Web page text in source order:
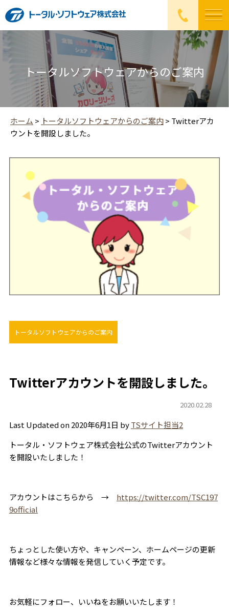
トータルソフトウェアからのご案内
ホーム > トータルソフトウェアからのご案内> Twitterアカ
ウントを開設しました。
トータルソフトウェアからのご案内
Twitterアカウントを開設しました。
2020.02.28
Last Updated on 2020年6月1日 byTSサイト担当2
トータル・ソフトウェア株式会社公式のTwitterアカウント
を開設いたしました！
アカウントはこちらから → https://twitter.com/TSC197
9official
ちょっとした使い方や、キャンペーン、ホームページの更新
情報など様々な情報を発信していく予定です。
お気軽にフォロー、いいねをお願いいたします！